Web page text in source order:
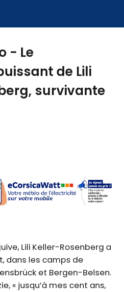
- Le
de Lili
survivante
Lili Keller-Rosenberg a
dans les camps de
et Bergen-Belsen.
« jusqu’à mes cent ans,